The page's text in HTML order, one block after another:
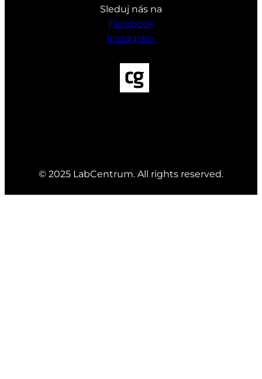
Sleduj nás na
Facebook
Instagram
© 2025 LabCentrum. All rights reserved.